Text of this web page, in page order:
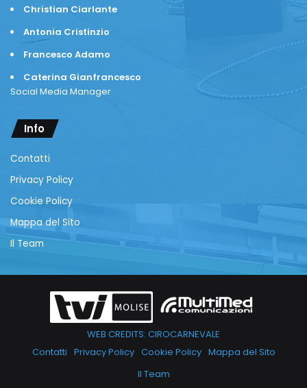
Christian Ciarlante
Antonia Cristinzio
Francesco Adamo
Caterina Gianfrancesco
Social Media Manager
Info
Contatti
Privacy Policy
Cookie Policy
Mappa del Sito
Il Team
WEB CREDITS: CIROCARNEVALE
Contatti Privacy Policy Cookie Policy Mappa del Sito
Il Team